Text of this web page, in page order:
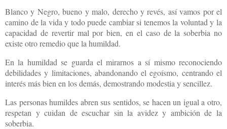
Blanco y Negro, bueno y malo, derecho y revés, así vamos por el
camino de la vida y todo puede cambiar si tenemos la voluntad y la
capacidad de revertir mal por bien, en el caso de la soberbia no
existe otro remedio que la humildad.
En la humildad se guarda el mirarnos a sí mismo reconociendo
debilidades y limitaciones, abandonando el egoísmo, centrando el
interés más bien en los demás, demostrando modestia y sencillez.
Las personas humildes abren sus sentidos, se hacen un igual a otro,
respetan y cuidan de escuchar sin la avidez y ambición de la
soberbia.